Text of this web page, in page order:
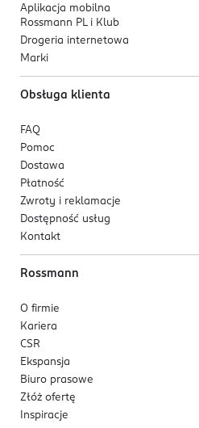
Aplikacja mobilna
Rossmann PL i Klub
Drogeria internetowa
Marki
Obsługa klienta
FAQ
Pomoc
Dostawa
Płatność
Zwroty i reklamacje
Dostępność usług
Kontakt
Rossmann
O firmie
Kariera
CSR
Ekspansja
Biuro prasowe
Złóż ofertę
Inspiracje